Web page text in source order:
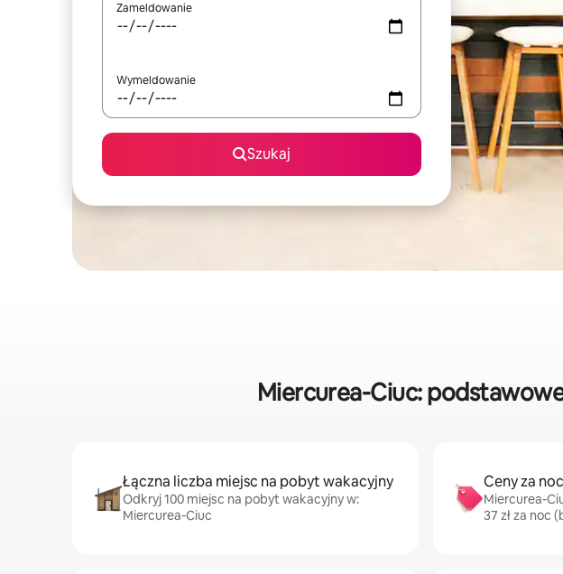
Zameldowanie
Wymeldowanie
Szukaj
Miercurea-Ciuc:
Łączna liczba miejsc na pobyt wakacyjny
Odkryj 100 miejsc na pobyt wakacyjny w:
Miercurea-Ciuc
Ceny za
Miercurea-
37 zł za noc